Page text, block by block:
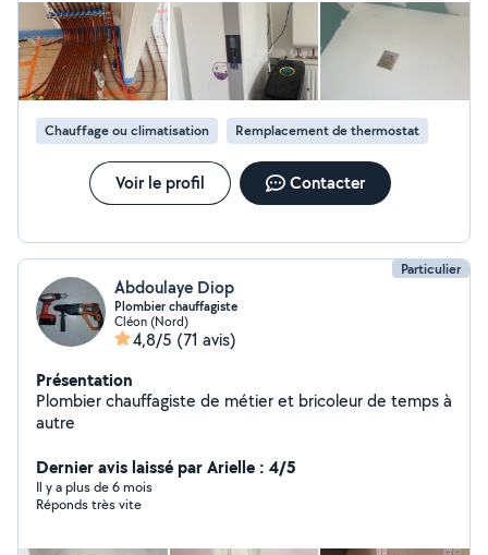
Chauffage ou climatisation Remplacement de thermostat
Voir le profil Contacter
Particulier
Abdoulaye Diop
Plombier chauffagiste
Cléon (Nord)
4,8/5 (71 avis)
Présentation
Plombier chauffagiste de métier et bricoleur de temps à
autre
Dernier avis laissé par Arielle : 4/5
Il y a plus de 6 mois
Réponds très vite